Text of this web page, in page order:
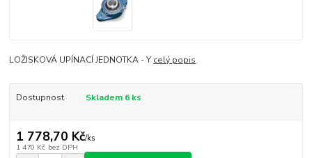
LOŽISKOVÁ UPÍNACÍ JEDNOTKA - Y celý popis
Dostupnost Skladem 6 ks
1 778,70 Kč/ks
1 470 Kč bez DPH